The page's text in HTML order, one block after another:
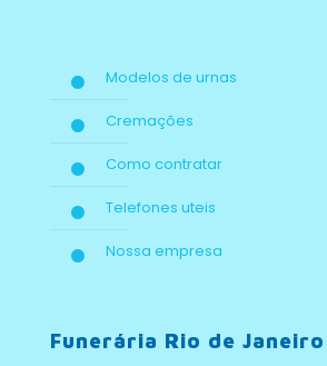
Modelos de urnas
Cremações
Como contratar
Telefones uteis
Nossa empresa
Funerária Rio de Janeiro